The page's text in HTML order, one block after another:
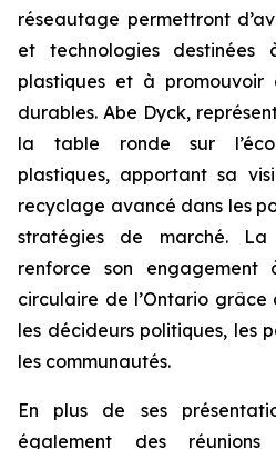
réseautage permettront
et technologies
plastiques et à promouvoir
durables. Abe Dyck,
la table ronde sur
plastiques, apportant sa
recyclage avancé dans les
stratégies de marché. La
renforce son engagement
circulaire de l’Ontario
les décideurs politiques, les
les communautés.
En plus de ses
également des